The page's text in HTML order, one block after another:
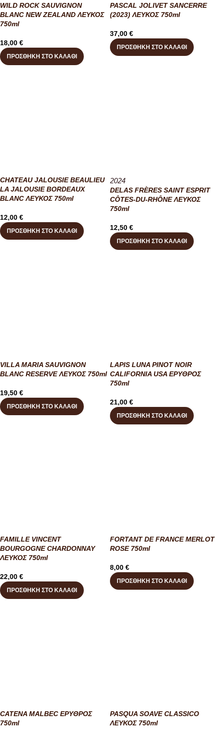
WILD ROCK SAUVIGNON
BLANC NEW ZEALAND ΛΕΥΚΟΣ
750ml
18,00 €
ΠΡΟΣΘΉΚΗ ΣΤΟ ΚΑΛΆΘΙ
PASCAL JOLIVET SANCERRE
(2023) ΛΕΥΚΟΣ 750ml
37,00 €
ΠΡΟΣΘΉΚΗ ΣΤΟ ΚΑΛΆΘΙ
CHATEAU JALOUSIE BEAULIEU
LA JALOUSIE BORDEAUX
BLANC ΛΕΥΚΟΣ 750ml
12,00 €
ΠΡΟΣΘΉΚΗ ΣΤΟ ΚΑΛΆΘΙ
2024
DELAS FRÈRES SAINT ESPRIT
CÔTES-DU-RHÔNE ΛΕΥΚΟΣ
750ml
12,50 €
ΠΡΟΣΘΉΚΗ ΣΤΟ ΚΑΛΆΘΙ
VILLA MARIA SAUVIGNON
BLANC RESERVE ΛΕΥΚΟΣ 750ml
19,50 €
ΠΡΟΣΘΉΚΗ ΣΤΟ ΚΑΛΆΘΙ
LAPIS LUNA PINOT NOIR
CALIFORNIA USA ΕΡΥΘΡΟΣ
750ml
21,00 €
ΠΡΟΣΘΉΚΗ ΣΤΟ ΚΑΛΆΘΙ
FAMILLE VINCENT
BOURGOGNE CHARDONNAY
ΛΕΥΚΟΣ 750ml
22,00 €
ΠΡΟΣΘΉΚΗ ΣΤΟ ΚΑΛΆΘΙ
FORTANT DE FRANCE MERLOT
ROSE 750ml
8,00 €
ΠΡΟΣΘΉΚΗ ΣΤΟ ΚΑΛΆΘΙ
CATENA MALBEC ΕΡΥΘΡΟΣ
750ml
PASQUA SOAVE CLASSICO
ΛΕΥΚΟΣ 750ml